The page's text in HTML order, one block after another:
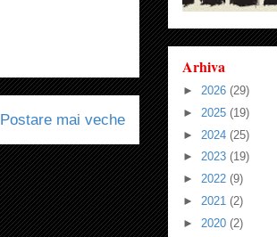
Postare mai veche
Arhiva
► 2026 (29)
► 2025 (19)
► 2024 (25)
► 2023 (19)
► 2022 (9)
► 2021 (2)
► 2020 (2)